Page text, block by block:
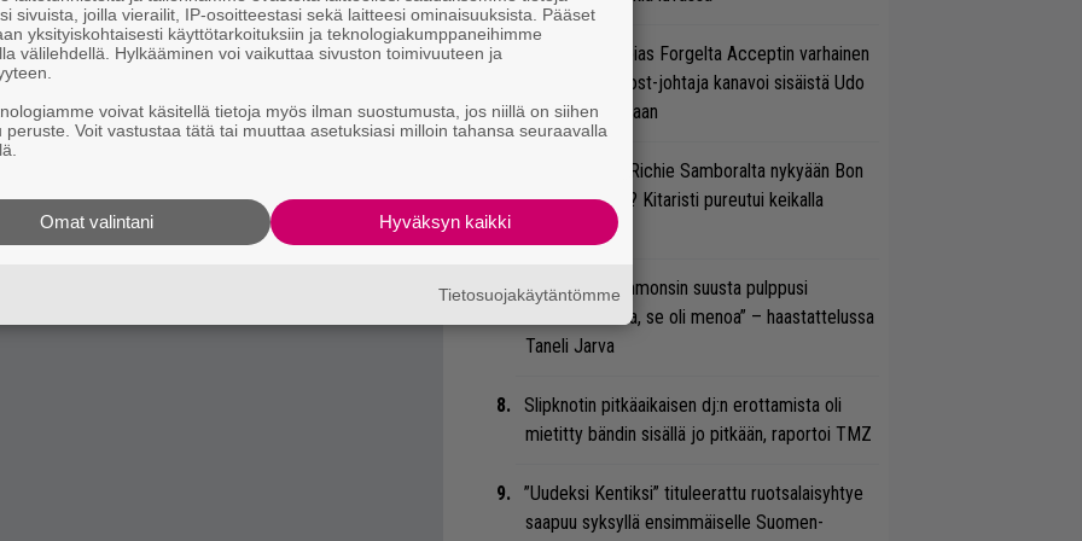
työväenpuolueen puheenjohtajaJeremy
ei ole sosialisti. Hän on kommunisti”,
suoraan kotimaansa mahdolliselle
asiasta ja katso kuinka monta
muuttamassa Downing Streetille väärin
mistä kahvitauolla puhutaan! Nappaa
suoraan sähköpostiin tästä.
Näin sujuu Tobias Forgelta Acceptin varhainen
tuotanto – Ghost-johtaja kanavoi sisäistä Udo
Dirkschneideriaan
Miten sujuvat Richie Samboralta nykyään Bon
Jovi -hommat? Kitaristi pureutui keikalla
vanhaan hittiin
”Kun Gene Simmonsin suusta pulppusi
verioksennusta, se oli menoa” – haastattelussa
Taneli Jarva
Slipknotin pitkäaikaisen dj:n erottamista oli
mietitty bändin sisällä jo pitkään, raportoi TMZ
”Uudeksi Kentiksi” tituleerattu ruotsalaisyhtye
saapuu syksyllä ensimmäiselle Suomen-
sivuista, joilla vierailit, IP-osoitteestasi sekä laitteesi ominaisuuksista. Pääset
yksityiskohtaisesti käyttötarkoituksiin ja teknologiakumppaneihimme
välilehdellä. Hylkääminen voi vaikuttaa sivuston toimivuuteen ja
voivat käsitellä tietoja myös ilman suostumusta, jos niillä on siihen
peruste. Voit vastustaa tätä tai muuttaa asetuksiasi milloin tahansa seuraavalla
Hyväksyn kaikki
Omat valintani
Tietosuojakäytäntömme